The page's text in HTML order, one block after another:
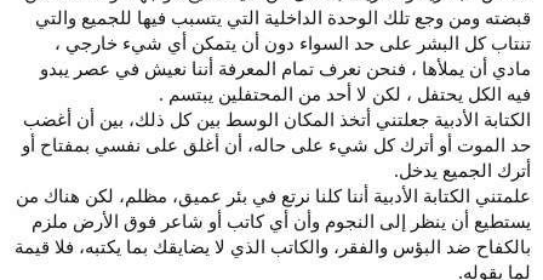
قبضته ومن وجع تلك الوحدة الداخلية التي يتسبب فيها للجميع والتي
تنتاب كل البشر على حد السواء دون أن يتمكن أي شيء خارجي ،
مادي أن يملأها ، فنحن نعرف تمام المعرفة أننا نعيش في عصر يبدو
فيه الكل يحتفل ، لكن لا أحد من المحتفلين يبتسم .
الكتابة الأدبية جعلتني أتخذ المكان الوسط بين كل ذلك، بين أن أغضب
حد الموت أو أترك كل شيء على حاله، أن أغلق على نفسي بمفتاح أو
أترك الجميع يدخل.
علمتني الكتابة الأدبية أننا كلنا نرتع في بئر عميق، مظلم، لكن هناك من
يستطيع أن ينظر إلى النجوم وأن أي كاتب أو شاعر فوق الأرض ملزم
بالكفاح ضد البؤس والفقر، والكاتب الذي لا يضايقك بما يكتبه، فلا قيمة
لما يقوله.